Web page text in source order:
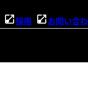
採用 お問い合